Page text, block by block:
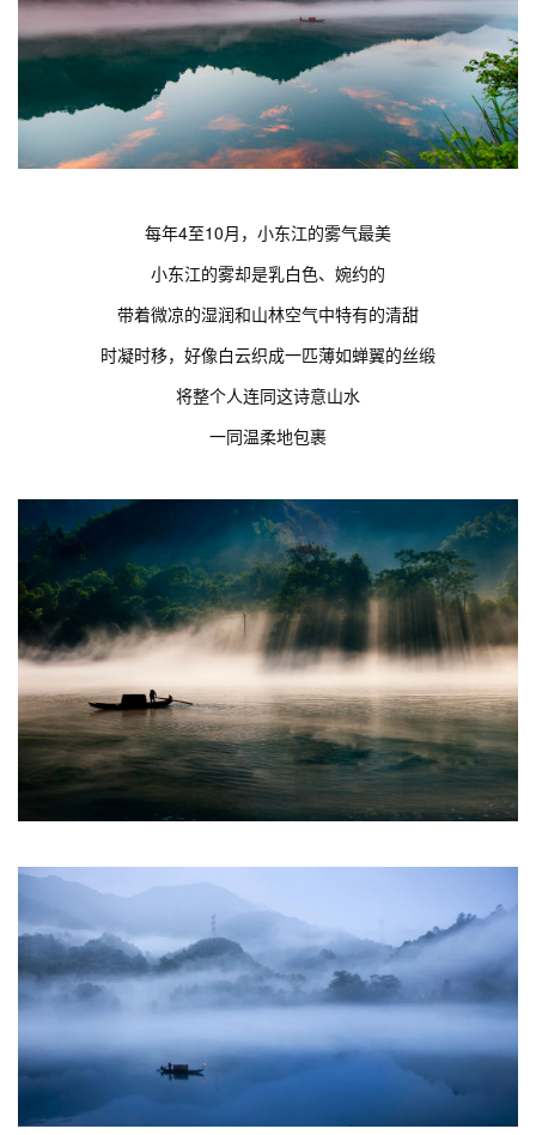
每年4至10月，小东江的雾气最美
小东江的雾却是乳白色、婉约的
带着微凉的湿润和山林空气中特有的清甜
时凝时移，好像白云织成一匹薄如蝉翼的丝缎
将整个人连同这诗意山水
一同温柔地包裹